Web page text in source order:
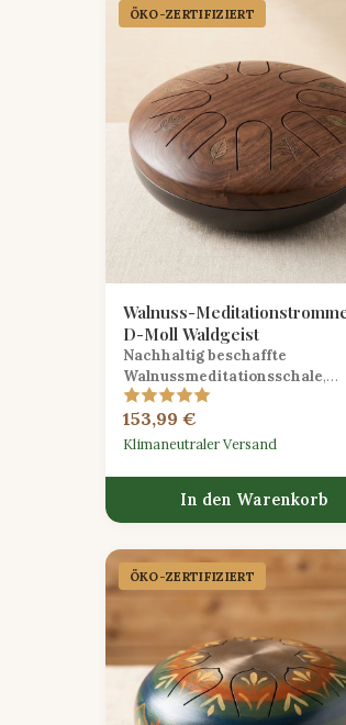
ÖKO-ZERTIFIZIERT
Walnuss-
D-Moll Waldgeist
Nachhaltig beschaffte
Walnussmeditationsschale,
gestimmt auf D-Moll, liefert tiefe,
erdende Töne, die perfekt für
reflektive Praxis sind.
153,99 €
Klimaneutraler Versand
In den Warenkorb
ÖKO-ZERTIFIZIERT